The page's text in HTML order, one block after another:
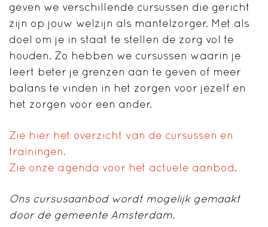
geven we verschillende cursussen die gericht
zijn op jouw welzijn als mantelzorger. Met als
doel om je in staat te stellen de zorg vol te
houden. Zo hebben we cursussen waarin je
leert beter je grenzen aan te geven of meer
balans te vinden in het zorgen voor jezelf en
het zorgen voor een ander.
Zie hier het overzicht van de cursussen en
trainingen.
Zie onze agenda voor het actuele aanbod.
Ons cursusaanbod wordt mogelijk gemaakt
doorde gemeente Amsterdam.